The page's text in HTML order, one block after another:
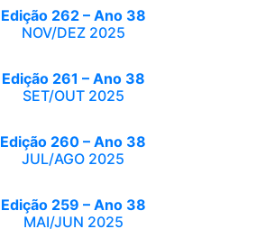
Edição 262 – Ano 38
NOV/DEZ 2025
Edição 261 – Ano 38
SET/OUT 2025
Edição 260 – Ano 38
JUL/AGO 2025
Edição 259 – Ano 38
MAI/JUN 2025